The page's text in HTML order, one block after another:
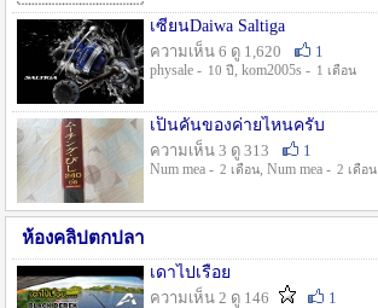
เซียนDaiwa Saltiga
ความเห็น 6 ดู 1,620
1
physale - 10 ปี , kom2005s - 1 เดือน
เป็นคันของค่ายไหนครับ
ความเห็น 3 ดู 313
1
Num mea - 2 เดือน, Num mea - 2 เดือน
ห้องคลิปตกปลา
เดาไปเรื่อย
ความเห็น 2 ดู 146
1